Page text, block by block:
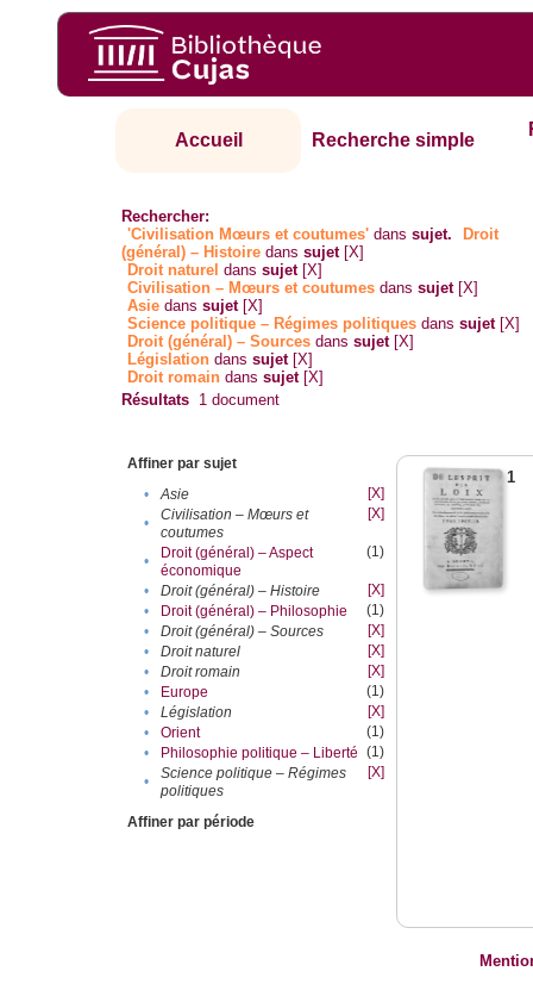
Accueil Recherche simple
Rechercher:
'Civilisation Mœurs et coutumes' danssujet.
Droit
(général) – Histoire danssujet [X]
Droit naturel danssujet [X]
Civilisation – Mœurs et coutumes danssujet [X]
Asie danssujet [X]
Science politique – Régimes politiques danssujet [X]
Droit (général) – Sources danssujet [X]
Législation danssujet [X]
Droit romain danssujet [X]
Résultats 1 document
Affiner par sujet
•
Asie
[X]
•
Civilisation – Mœurs et
coutumes
[X]
•
Droit (général) – Aspect
économique
(1)
• Droit (général) – Histoire
[X]
•
Droit (général) – Philosophie
(1)
•
Droit (général) – Sources
[X]
•
Droit naturel
[X]
•
Droit romain
[X]
•
Europe
(1)
•
Législation
[X]
•
Orient
(1)
•
Philosophie politique – Liberté (1)
•
Science politique – Régimes
politiques
[X]
Affiner par période
1